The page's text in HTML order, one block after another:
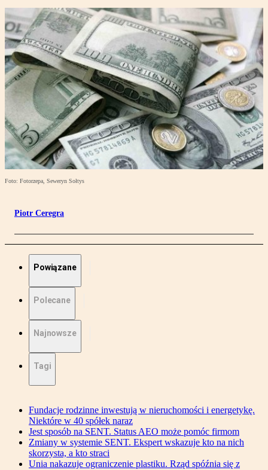
Foto: Fotorzepa, Seweryn Sołtys
Piotr Ceregra
Powiązane
Polecane
Najnowsze
Tagi
Fundacje rodzinne inwestują w nieruchomości i energetykę.
Niektóre w 40 spółek naraz
Jest sposób na SENT. Status AEO może pomóc firmom
Zmiany w systemie SENT. Ekspert wskazuje kto na nich
skorzysta, a kto straci
Unia nakazuje ograniczenie plastiku. Rząd spóźnia się z